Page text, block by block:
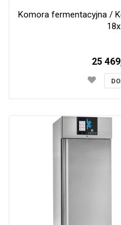
Komora fermentacyjna /
25